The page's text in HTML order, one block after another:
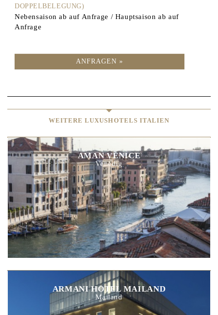
DOPPELBELEGUNG)
Nebensaison ab auf Anfrage / Hauptsaison ab auf
Anfrage
ANFRAGEN »
WEITERE LUXUSHOTELS ITALIEN
AMAN VENICE
Venedig
ARMANI HOTEL MAILAND
Mailand